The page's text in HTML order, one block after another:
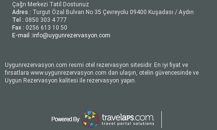
Çağrı Merkezi Tatil Dostunuz
Adres : Turgut Özal Bulvarı No 35 Çevreyolu 09400 Kuşadası / Aydın
Tel : 0850 303 4 777
Fax : 0256 613 10 50
E-mail :info@uygunrezervasyon.com
Uygunrezervasyon.com resmi otel rezervasyon sitesidir. En iyi fiyat ve
fırsatlara www.uygunrezervasyon.com dan ulaşın, otelin güvencesinde ve
Uygun Rezervasyon kalitesi ile rezervasyon yapın.